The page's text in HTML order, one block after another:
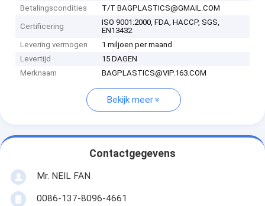
Betalingscondities
T/T BAGPLASTICS@GMAIL.COM
Certificering
ISO 9001:2000, FDA, HACCP, SGS,
EN13432
Levering vermogen
1 miljoen per maand
Levertijd
15 DAGEN
Merknaam
BAGPLASTICS@VIP.163.COM
Bekijk meer
Contactgegevens
Mr. NEIL FAN
0086-137-8096-4661